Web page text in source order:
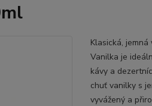
Klasická,
Vanilka je
kávy a
chuť vanilky s
vyvážený a